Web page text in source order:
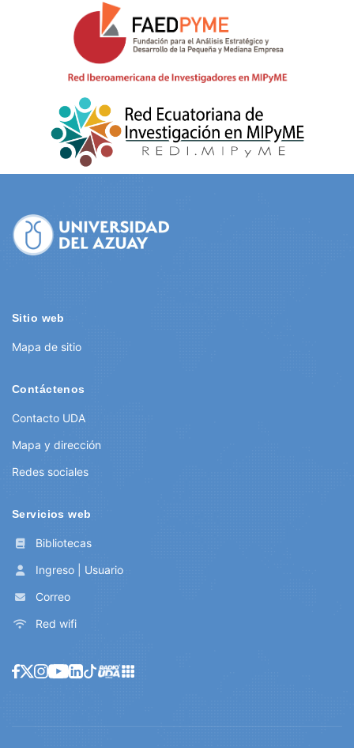
Footer
Sitio web
Mapa de sitio
Contáctenos
Contacto UDA
Mapa y dirección
Redes sociales
Servicios web
Bibliotecas
Ingreso | Usuario
Correo
Red wifi